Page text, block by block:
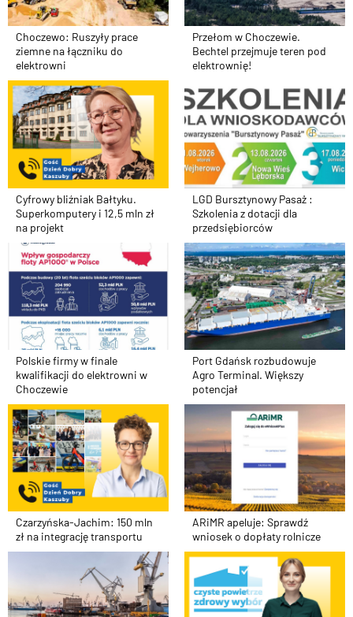
Choczewo: Ruszyły prace
ziemne na łączniku do
elektrowni
Przełom w Choczewie.
Bechtel przejmuje teren pod
elektrownię!
Cyfrowy bliźniak Bałtyku.
Superkomputery i 12,5 mln zł
na projekt
LGD Bursztynowy Pasaż :
Szkolenia z dotacji dla
przedsiębiorców
Polskie firmy w finale
kwalifikacji do elektrowni w
Choczewie
Port Gdańsk rozbudowuje
Agro Terminal. Większy
potencjał
Czarzyńska-Jachim: 150 mln
zł na integrację transportu
ARiMR apeluje: Sprawdź
wniosek o dopłaty rolnicze